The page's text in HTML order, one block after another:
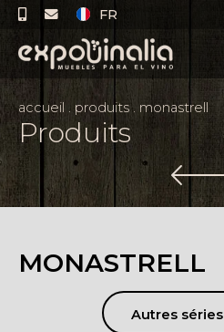
FR
accueil . produits. monastrell
Produits
MONASTRELL
Autres séries